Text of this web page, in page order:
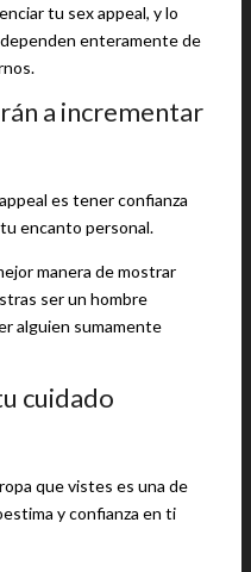
tu sex appeal, y lo
enteramente de
a incrementar
es tener confianza
encanto personal.
manera de mostrar
ser un hombre
alguien sumamente
cuidado
que vistes es una de
y confianza en ti